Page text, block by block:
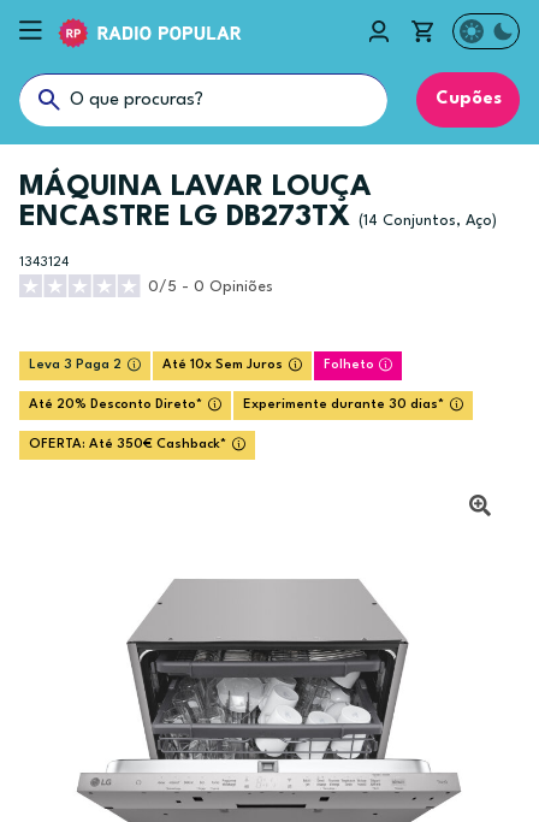
Cupões
MÁQUINA LAVAR LOUÇA
ENCASTRE LG DB273TX (14 Conjuntos, Aço)
1343124
0/5 - 0 Opiniões
Leva 3 Paga 2 Até 10x Sem Juros Folheto
Até 20% Desconto Direto* Experimente durante 30 dias*
OFERTA: Até 350€ Cashback*